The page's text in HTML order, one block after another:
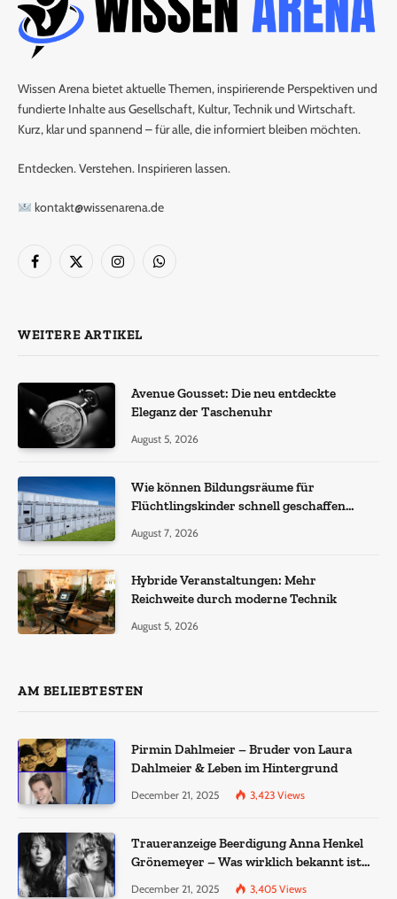
Wissen Arena bietet aktuelle Themen, inspirierende Perspektiven und
fundierte Inhalte aus Gesellschaft, Kultur, Technik und Wirtschaft.
Kurz, klar und spannend – für alle, die informiert bleiben möchten.
Entdecken. Verstehen. Inspirieren lassen.
kontakt@wissenarena.de
Facebook
X
InstagramWhatsApp
WEITERE ARTIKEL
Avenue Gousset: Die neu entdeckte
Eleganz der Taschenuhr
August 5, 2026
Wie können Bildungsräume für
Flüchtlingskinder schnell geschaffen
August 7, 2026
Hybride Veranstaltungen: Mehr
Reichweite durch moderne Technik
August 5, 2026
AM BELIEBTESTEN
Pirmin Dahlmeier – Bruder von Laura
Dahlmeier & Leben im Hintergrund
December 21, 2025 3,423 Views
Traueranzeige Beerdigung Anna Henkel
Grönemeyer – Was wirklich bekannt ist
und was nicht bestätigt wurde
December 21, 2025 3,405 Views